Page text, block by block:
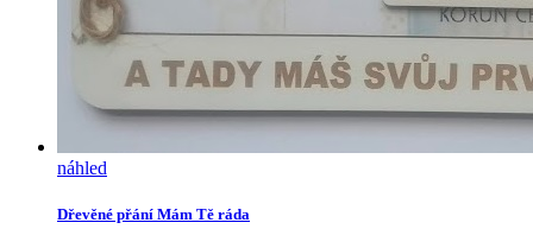
náhled
Dřevěné přání Mám Tě ráda